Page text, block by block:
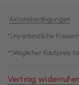
¹Aktionsbedingungen
*Unverbindliche
**Möglicher Kaufpreis
Vertrag widerrufen